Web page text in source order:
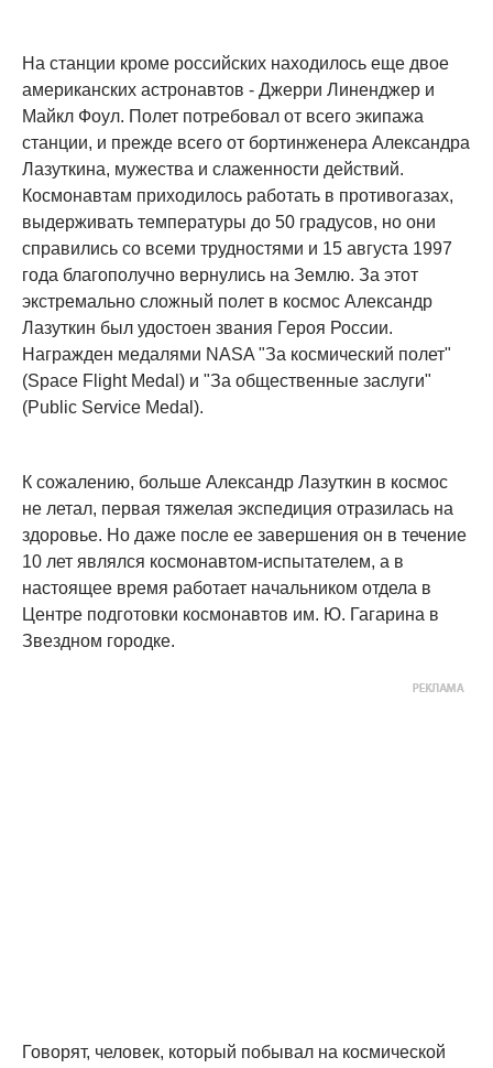
На станции кроме российских находилось еще двое
американских астронавтов - Джерри Линенджер и
Майкл Фоул. Полет потребовал от всего экипажа
станции, и прежде всего от бортинженера Александра
Лазуткина, мужества и слаженности действий.
Космонавтам приходилось работать в противогазах,
выдерживать температуры до 50 градусов, но они
справились со всеми трудностями и 15 августа 1997
года благополучно вернулись на Землю. За этот
экстремально сложный полет в космос Александр
Лазуткин был удостоен звания Героя России.
Награжден медалями NASA "За космический полет"
(Space Flight Medal) и "За общественные заслуги"
(Public Service Medal).
К сожалению, больше Александр Лазуткин в космос
не летал, первая тяжелая экспедиция отразилась на
здоровье. Но даже после ее завершения он в течение
10 лет являлся космонавтом-испытателем, а в
настоящее время работает начальником отдела в
Центре подготовки космонавтов им. Ю. Гагарина в
Звездном городке.
Говорят, человек, который побывал на космической